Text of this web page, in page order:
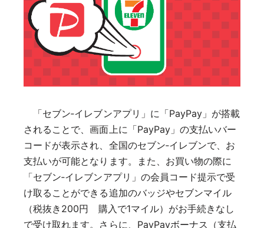
「セブン‐イレブンアプリ」に「PayPay」が搭載
されることで、画面上に「PayPay」の支払いバー
コードが表示され、全国のセブン‐イレブンで、お
支払いが可能となります。また、お買い物の際に
「セブン‐イレブンアプリ」の会員コード提示で受
け取ることができる追加のバッジやセブンマイル
（税抜き200円 購入で1マイル）がお手続きなし
で受け取れます。さらに、PayPayボーナス（支払